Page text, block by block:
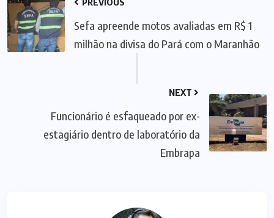
Sefa apreende motos avaliadas em R$ 1
milhão na divisa do Pará com o Maranhão
NEXT
Funcionário é esfaqueado por ex-
estagiário dentro de laboratório da
Embrapa